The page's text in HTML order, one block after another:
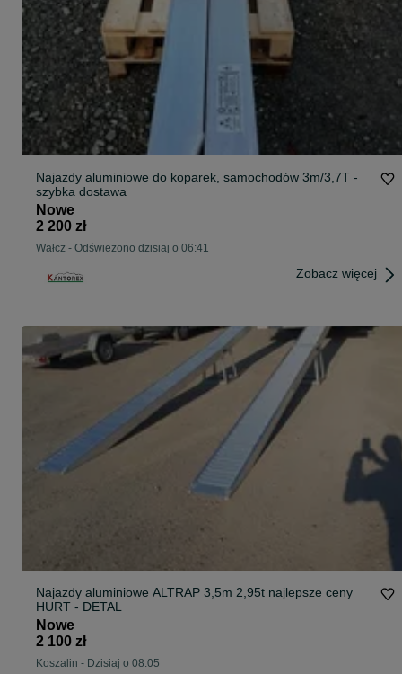
Najazdy aluminiowe do koparek, samochodów 3m/3,7T -
szybka dostawa
Nowe
2 200 zł
Wałcz - Odświeżono dzisiaj o 06:41
Zobacz więcej
Najazdy aluminiowe ALTRAP 3,5m 2,95t najlepsze ceny
HURT - DETAL
Nowe
2 100 zł
Koszalin - Dzisiaj o 08:05